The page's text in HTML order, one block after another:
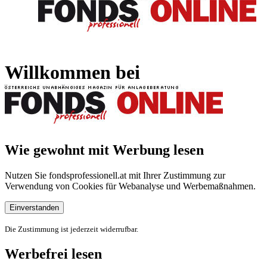
Willkommen bei
Wie gewohnt mit Werbung lesen
Nutzen Sie fondsprofessionell.at mit Ihrer Zustimmung zur
Verwendung von Cookies für Webanalyse und Werbemaßnahmen.
Einverstanden
Die Zustimmung ist jederzeit widerrufbar.
Werbefrei lesen